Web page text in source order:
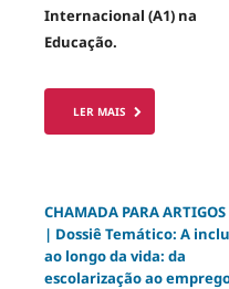
Internacional (A1) na
Educação.
LER MAIS
CHAMADA PARA ARTIGOS
| Dossiê Temático: A
ao longo da vida: da
escolarização ao